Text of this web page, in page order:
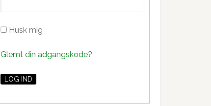
Husk mig
Glemt din adgangskode?